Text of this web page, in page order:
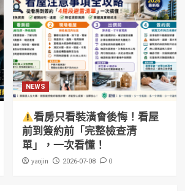
NEWS
看房只看裝潢會後悔！看屋
前到簽約前「完整檢查清
單」，一次看懂！
yaojin 2026-07-08 0